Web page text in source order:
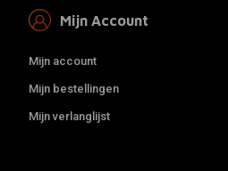
Mijn Account
Mijn account
Mijn bestellingen
Mijn verlanglijst